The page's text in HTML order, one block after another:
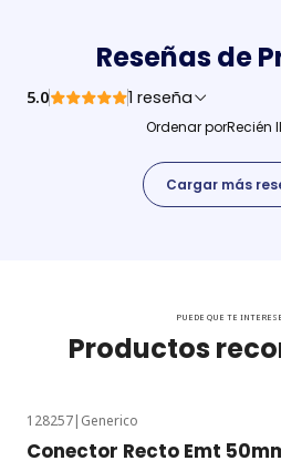
Reseñas de
5.0 1 reseña
Ordenar porRecién
Cargar más
PUEDE QUE TE
Productos
128257| Generico
Conector Recto Emt